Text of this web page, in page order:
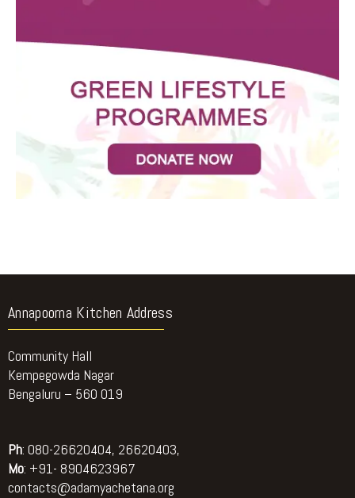
Annapoorna Kitchen Address
Community Hall
Kempegowda Nagar
Bengaluru – 560 019
Ph: 080-26620404, 26620403,
Mo: +91- 8904623967
contacts@adamyachetana.org